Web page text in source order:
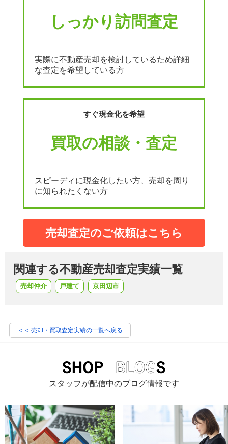
しっかり訪問査定
実際に不動産売却を検討しているため詳細
な査定を希望している方
すぐ現金化を希望
買取の相談・査定
スピーディに現金化したい方、売却を周り
に知られたくない方
売却査定のご依頼はこちら
関連する不動産売却査定実績一覧
売却仲介 戸建て 京田辺市
＜＜ 売却・買取査定実績の一覧へ戻る
スタッフが配信中のブログ情報です